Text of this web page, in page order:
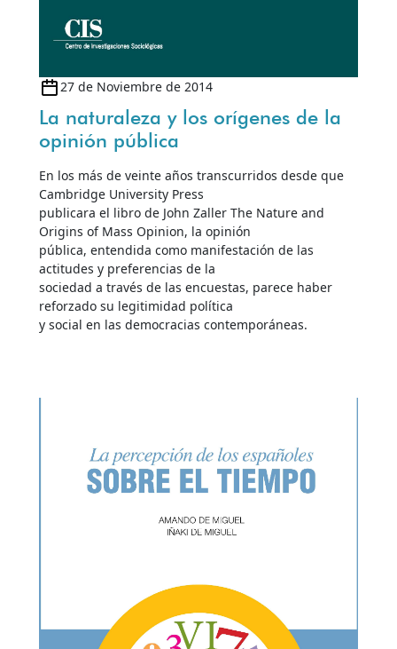
27 de Noviembre de 2014
La naturaleza y los orígenes de la
opinión pública
En los más de veinte años transcurridos desde que
Cambridge University Press
publicara el libro de John Zaller The Nature and
Origins of Mass Opinion, la opinión
pública, entendida como manifestación de las
actitudes y preferencias de la
sociedad a través de las encuestas, parece haber
reforzado su legitimidad política
y social en las democracias contemporáneas.